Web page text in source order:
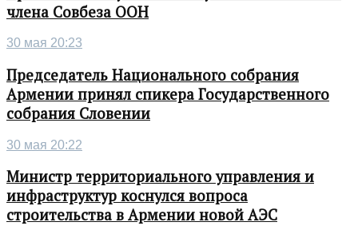
члена Совбеза ООН
30 мая 20:23
Председатель Национального собрания
Армении принял спикера Государственного
собрания Словении
30 мая 20:22
Министр территориального управления и
инфраструктур коснулся вопроса
строительства в Армении новой АЭС